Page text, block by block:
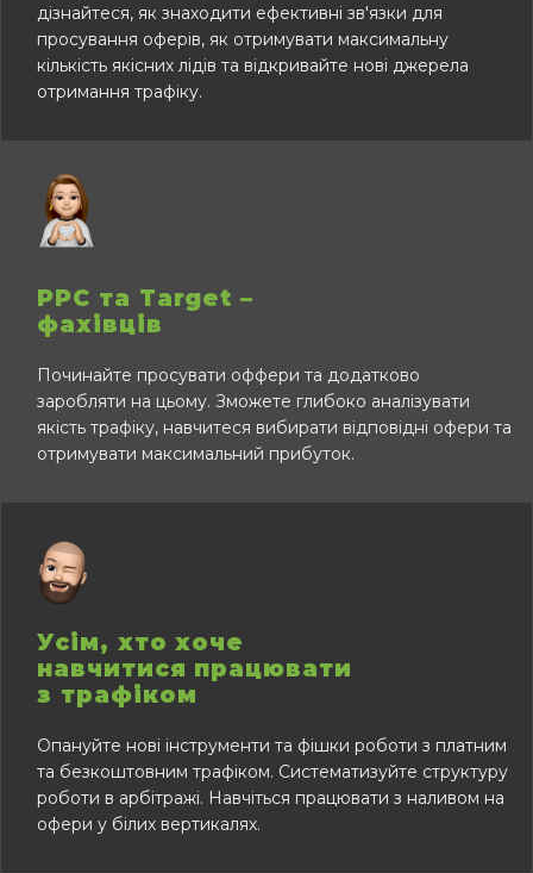
дізнайтеся, як знаходити ефективні зв'язки для
просування оферів, як отримувати максимальну
кількість якісних лідів та відкривайте нові джерела
отримання трафіку.
РРС та Target –
фахівців
Починайте просувати оффери та додатково
заробляти на цьому. Зможете глибоко аналізувати
якість трафіку, навчитеся вибирати відповідні офери та
отримувати максимальний прибуток.
Усім, хто хоче
навчитися працювати
з трафіком
Опануйте нові інструменти та фішки роботи з платним
та безкоштовним трафіком. Систематизуйте структуру
роботи в арбітражі. Навчіться працювати з наливом на
офери у білих вертикалях.